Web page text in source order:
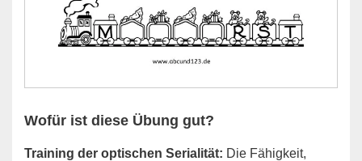
Wofür ist diese Übung gut?
Training der optischen Serialität: Die Fähigkeit,